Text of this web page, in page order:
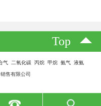
Top
气 二氧化碳 丙烷 甲烷 氨气 液氨
售有限公司